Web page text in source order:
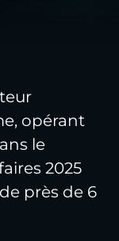
opérant
le
2025
près de 6